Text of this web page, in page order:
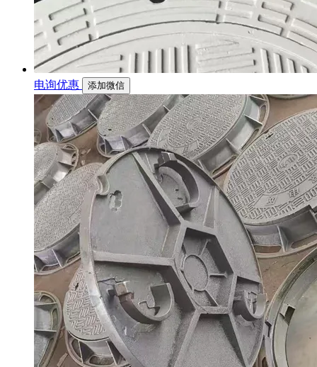
电询优惠 添加微信